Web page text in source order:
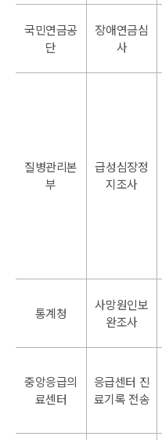
국민연금공
단
장애연금심
사
질병관리본
부
급성심장정
지조사
통계청
사망원인보
완조사
중앙응급의
료센터
응급센터 진
료기록 전송